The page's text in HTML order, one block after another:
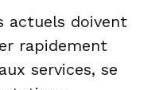
actuels doivent
rapidement
services, se